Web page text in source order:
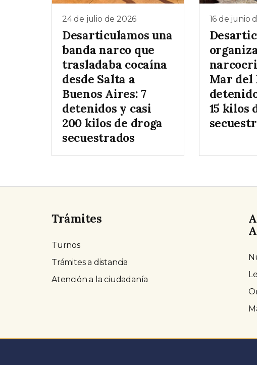
24 de julio de 2026
Desarticulamos una
banda narco que
trasladaba cocaína
desde Salta a
Buenos Aires: 7
detenidos y casi
200 kilos de droga
secuestrados
16 de junio
Mar del
15 kilos
Trámites
Turnos
Trámites a distancia
Atención a la ciudadanía